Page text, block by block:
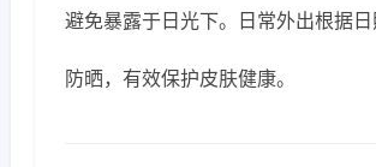
避免暴露于日光下。日常外出根据
防晒，有效保护皮肤健康。